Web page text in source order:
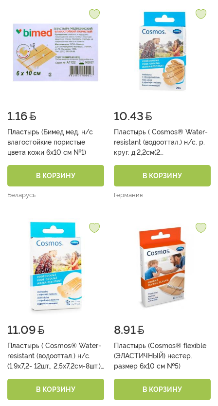
1.16
Пластырь (Бимед мед. н/с
влагостойкие пористые
цвета кожи 6х10 см №1)
В КОРЗИНУ
Беларусь
10.43
Пластырь ( Cosmos® Water-
resistant (водооттал.) н/с. р.
круг. д.2,2см(2
шт);1,6смх5,7см(4
шт);1,9смx7,2см(6
шт);2,5смx7,2см(4 шт) №20)
В КОРЗИНУ
Германия
11.09
Пластырь ( Cosmos® Water-
resistant (водооттал.) н/с.
(1,9х7,2- 12шт., 2,5х7,2см-8шт.)
В КОРЗИНУ
8.91
Пластырь (Cosmos® flexible
(ЭЛАСТИЧНЫЙ) нестер.
размер 6х10 см №5)
В КОРЗИНУ